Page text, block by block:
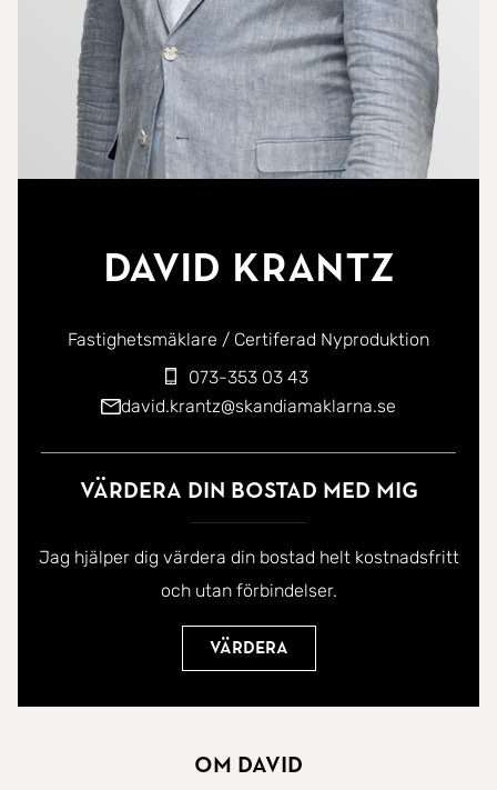
David Krantz
Fastighetsmäklare / Certiferad Nyproduktion
073-353 03 43
david.krantz@skandiamaklarna.se
Värdera din bostad med mig
Jag hjälper dig värdera din bostad helt kostnadsfritt
och utan förbindelser.
Värdera
Om David